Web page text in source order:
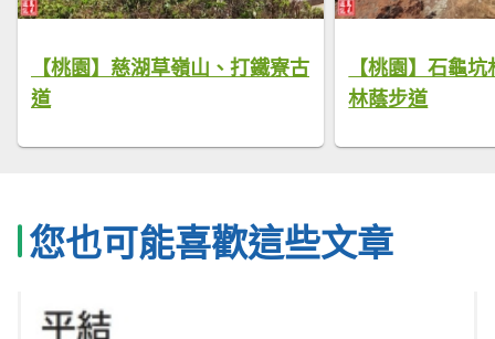
【桃園】慈湖草嶺山、打鐵寮古
道
【桃園】石龜
林蔭步道
您也可能喜歡這些文章